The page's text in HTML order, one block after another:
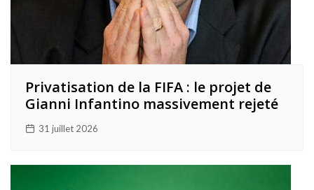
Privatisation de la FIFA : le projet de
Gianni Infantino massivement rejeté
31 juillet 2026